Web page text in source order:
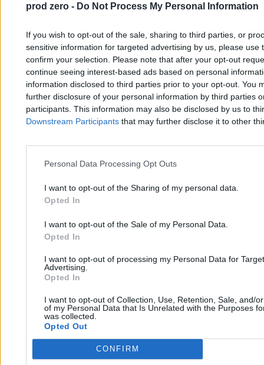
prod zero - Do Not Process My Personal Information
If you wish to opt-out of the sale, sharing to third parties, or
sensitive information for targeted advertising by us, please use
confirm your selection. Please note that after your opt-out
continue seeing interest-based ads based on personal
information disclosed to third parties prior to your opt-out. You
further disclosure of your personal information by third parties
participants. This information may also be disclosed by us to
Downstream Participants that may further disclose it to other
Personal Data Processing Opt Outs
I want to opt-out of the Sharing of my personal data.
Opted In
I want to opt-out of the Sale of my Personal Data.
Opted In
I want to opt-out of processing my Personal Data for
Advertising.
Opted In
I want to opt-out of Collection, Use, Retention, Sale, and/
of my Personal Data that Is Unrelated with the Purposes
was collected.
Opted Out
CONFIRM
50 cech, które posiada każdy prawdziwy Polak
Jakub Białek
04.06.2026
16 min
Najpopularniejsze
okazała się inna
Tematy
Opinie